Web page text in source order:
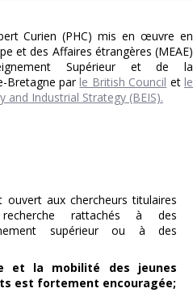
Curien (PHC) mis en œuvre en
et des Affaires étrangères (MEAE)
Supérieur et de la
Bretagne par le British Council et le
and Industrial Strategy (BEIS).
ouvert aux chercheurs titulaires
rattachés à des
supérieur ou à des
et la mobilité des jeunes
est fortement encouragée;